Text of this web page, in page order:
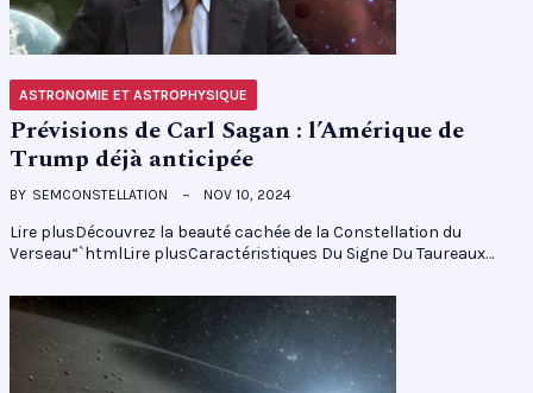
ASTRONOMIE ET ASTROPHYSIQUE
Prévisions de Carl Sagan : l’Amérique de
Trump déjà anticipée
BY SEMCONSTELLATION NOV 10, 2024
Lire plusDécouvrez la beauté cachée de la Constellation du
Verseau“`htmlLire plusCaractéristiques Du Signe Du Taureaux…